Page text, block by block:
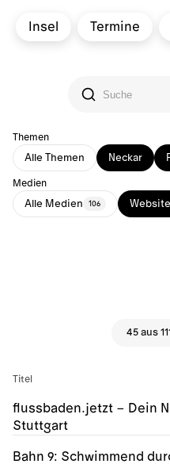
Insel Termine
Themen
Alle Themen Neckar
Medien
Alle Medien 106 Website
45 aus
Titel
flussbaden.jetzt – Dein
Stuttgart
Bahn 9: Schwimmend